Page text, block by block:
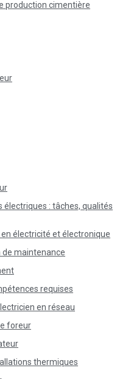
production cimentière
électriques : tâches, qualités
électricité et électronique
de maintenance
requises
en réseau
foreur
thermiques